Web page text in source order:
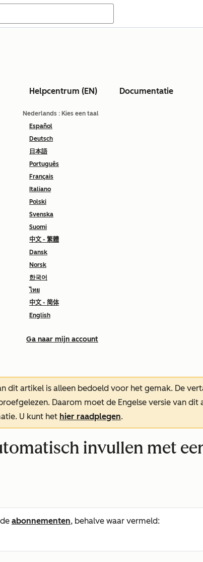
Helpcentrum (EN) Documentatie
Nederlands : Kies een taal
Español
Deutsch
日本語
Português
Français
Italiano
Polski
Svenska
Suomi
中文 - 繁體
Dansk
Norsk
한국어
ไทย
中文 - 简体
English
Ga naar mijn account
dit artikel is alleen bedoeld voor het gemak. De
Daarom moet de Engelse versie van
U kunt het hier raadplegen.
invullen met
abonnementen, behalve waar vermeld: